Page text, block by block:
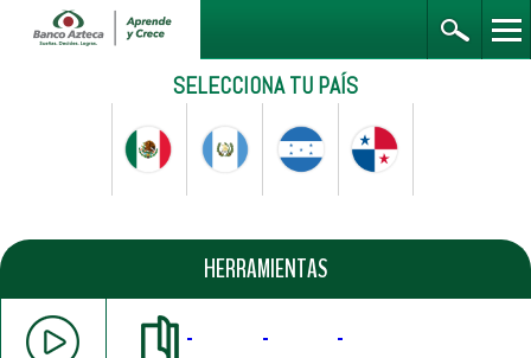
SELECCIONA TU PAÍS
HERRAMIENTAS